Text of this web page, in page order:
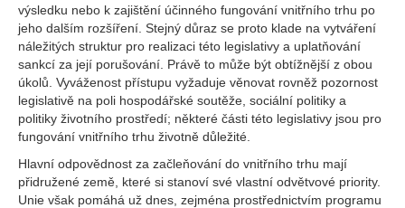
výsledku nebo k zajištění účinného fungování vnitřního trhu po
jeho dalším rozšíření. Stejný důraz se proto klade na vytváření
náležitých struktur pro realizaci této legislativy a uplatňování
sankcí za její porušování. Právě to může být obtížnější z obou
úkolů. Vyváženost přístupu vyžaduje věnovat rovněž pozornost
legislativě na poli hospodářské soutěže, sociální politiky a
politiky životního prostředí; některé části této legislativy jsou pro
fungování vnitřního trhu životně důležité.
Hlavní odpovědnost za začleňování do vnitřního trhu mají
přidružené země, které si stanoví své vlastní odvětvové priority.
Unie však pomáhá už dnes, zejména prostřednictvím programu